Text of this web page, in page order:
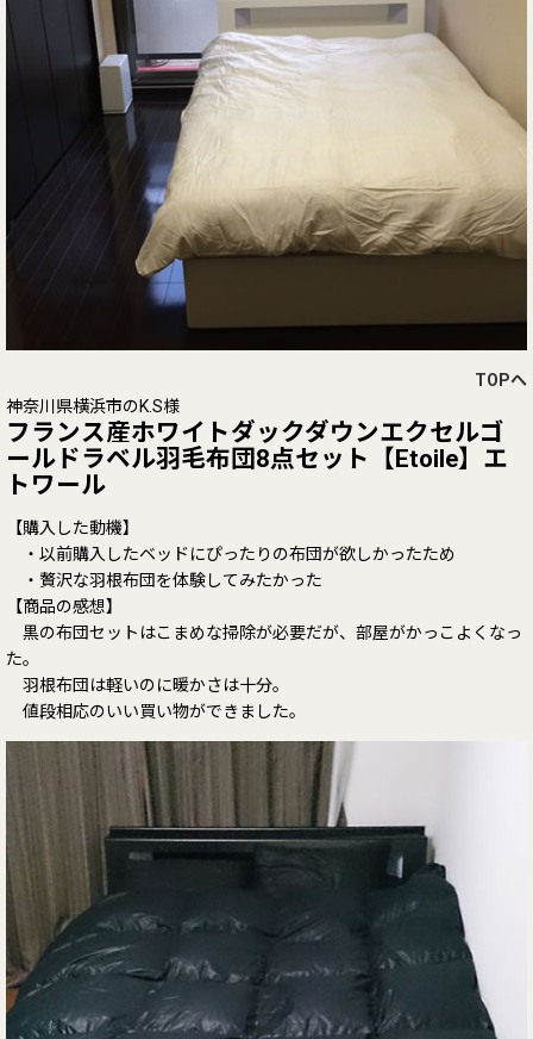
TOPへ
神奈川県横浜市のK.S様
フランス産ホワイトダックダウンエクセルゴ
ールドラベル羽毛布団8点セット【Etoile】エ
トワール
【購入した動機】
・以前購入したベッドにぴったりの布団が欲しかったため
・贅沢な羽根布団を体験してみたかった
【商品の感想】
黒の布団セットはこまめな掃除が必要だが、部屋がかっこよくなっ
た。
羽根布団は軽いのに暖かさは十分。
値段相応のいい買い物ができました。